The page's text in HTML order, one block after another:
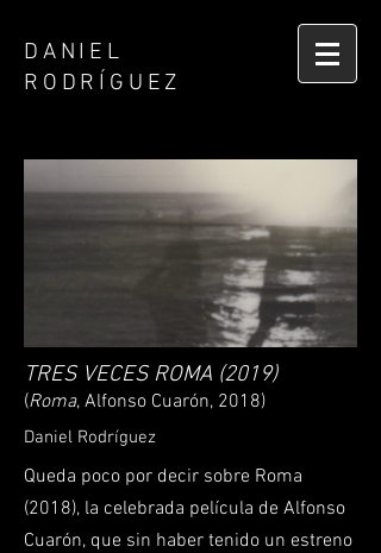
DANIEL
RODRÍGUEZ
TRES VECES ROMA (2019)
(Roma, Alfonso Cuarón, 2018)
Daniel Rodríguez
Queda poco por decir sobre Roma
(2018), la celebrada película de Alfonso
Cuarón, que sin haber tenido un estreno